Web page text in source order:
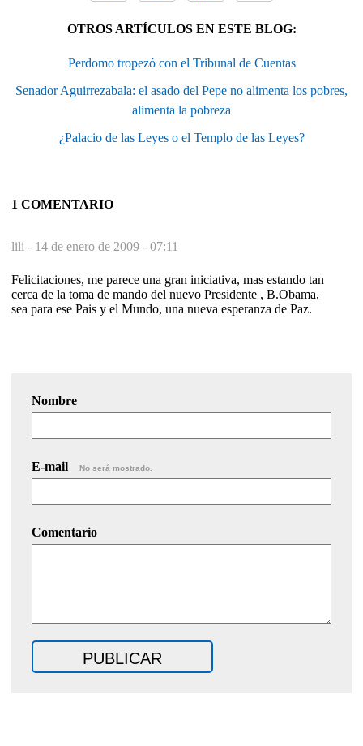
OTROS ARTÍCULOS EN ESTE BLOG:
Perdomo tropezó con el Tribunal de Cuentas
Senador Aguirrezabala: el asado del Pepe no alimenta los pobres,
alimenta la pobreza
¿Palacio de las Leyes o el Templo de las Leyes?
1 COMENTARIO
lili - 14 de enero de 2009 - 07:11
Felicitaciones, me parece una gran iniciativa, mas estando tan
cerca de la toma de mando del nuevo Presidente , B.Obama,
sea para ese Pais y el Mundo, una nueva esperanza de Paz.
Nombre
E-mail No será mostrado.
Comentario